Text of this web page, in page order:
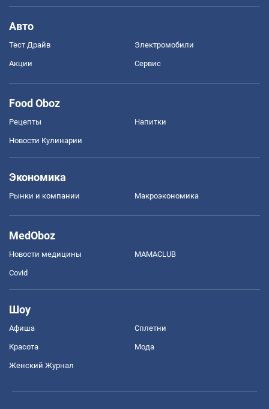
Авто
Тест Драйв Электромобили
Акции Сервис
Food Oboz
Рецепты Напитки
Новости Кулинарии
Экономика
Рынки и компании Mакроэкономика
MedOboz
Новости медицины MAMACLUB
Covid
Шоу
Афиша Сплетни
Красота Мода
Женский Журнал